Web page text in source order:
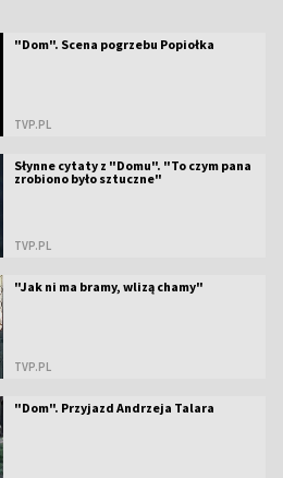
"Dom". Scena pogrzebu Popiołka
TVP.PL
Słynne cytaty z "Domu". "To czym pana
zrobiono było sztuczne"
TVP.PL
"Jak ni ma bramy, wlizą chamy"
TVP.PL
"Dom". Przyjazd Andrzeja Talara